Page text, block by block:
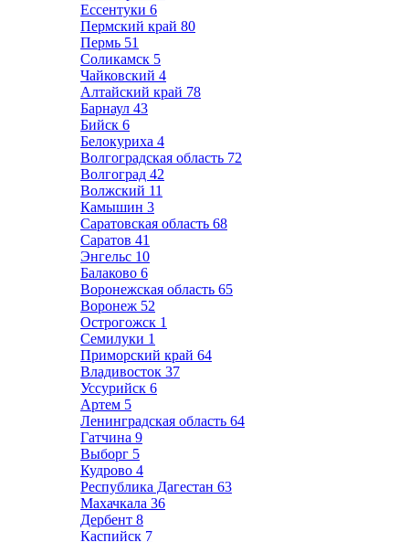
Ессентуки 6
Пермский край 80
Пермь 51
Соликамск 5
Чайковский 4
Алтайский край 78
Барнаул 43
Бийск 6
Белокуриха 4
Волгоградская область 72
Волгоград 42
Волжский 11
Камышин 3
Саратовская область 68
Саратов 41
Энгельс 10
Балаково 6
Воронежская область 65
Воронеж 52
Острогожск 1
Семилуки 1
Приморский край 64
Владивосток 37
Уссурийск 6
Артем 5
Ленинградская область 64
Гатчина 9
Выборг 5
Кудрово 4
Республика Дагестан 63
Махачкала 36
Дербент 8
Каспийск 7